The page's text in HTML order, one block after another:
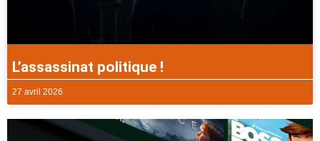
L’assassinat politique !
27 avril 2026